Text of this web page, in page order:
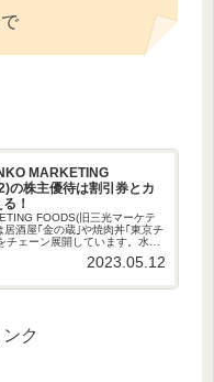
MARKETING
の株主優待は割引券とカ
！
FOODS(旧三光マーケテ
居酒屋｢金の蔵｣や焼肉丼｢東京チ
チェーン展開しています。水産
の株主優待は...2023.05.12
ク